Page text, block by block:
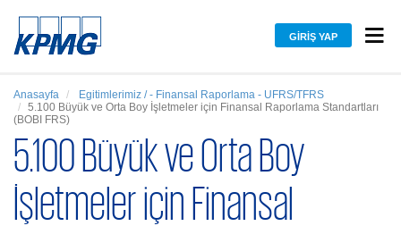
GIRIŞ YAP
Anasayfa
Egitimlerimiz / - Finansal Raporlama - UFRS/TFRS
5.100 Büyük ve Orta Boy İşletmeler için Finansal Raporlama Standartları
(BOBI FRS)
5.100 Büyük ve Orta Boy
İşletmeler için Finansal